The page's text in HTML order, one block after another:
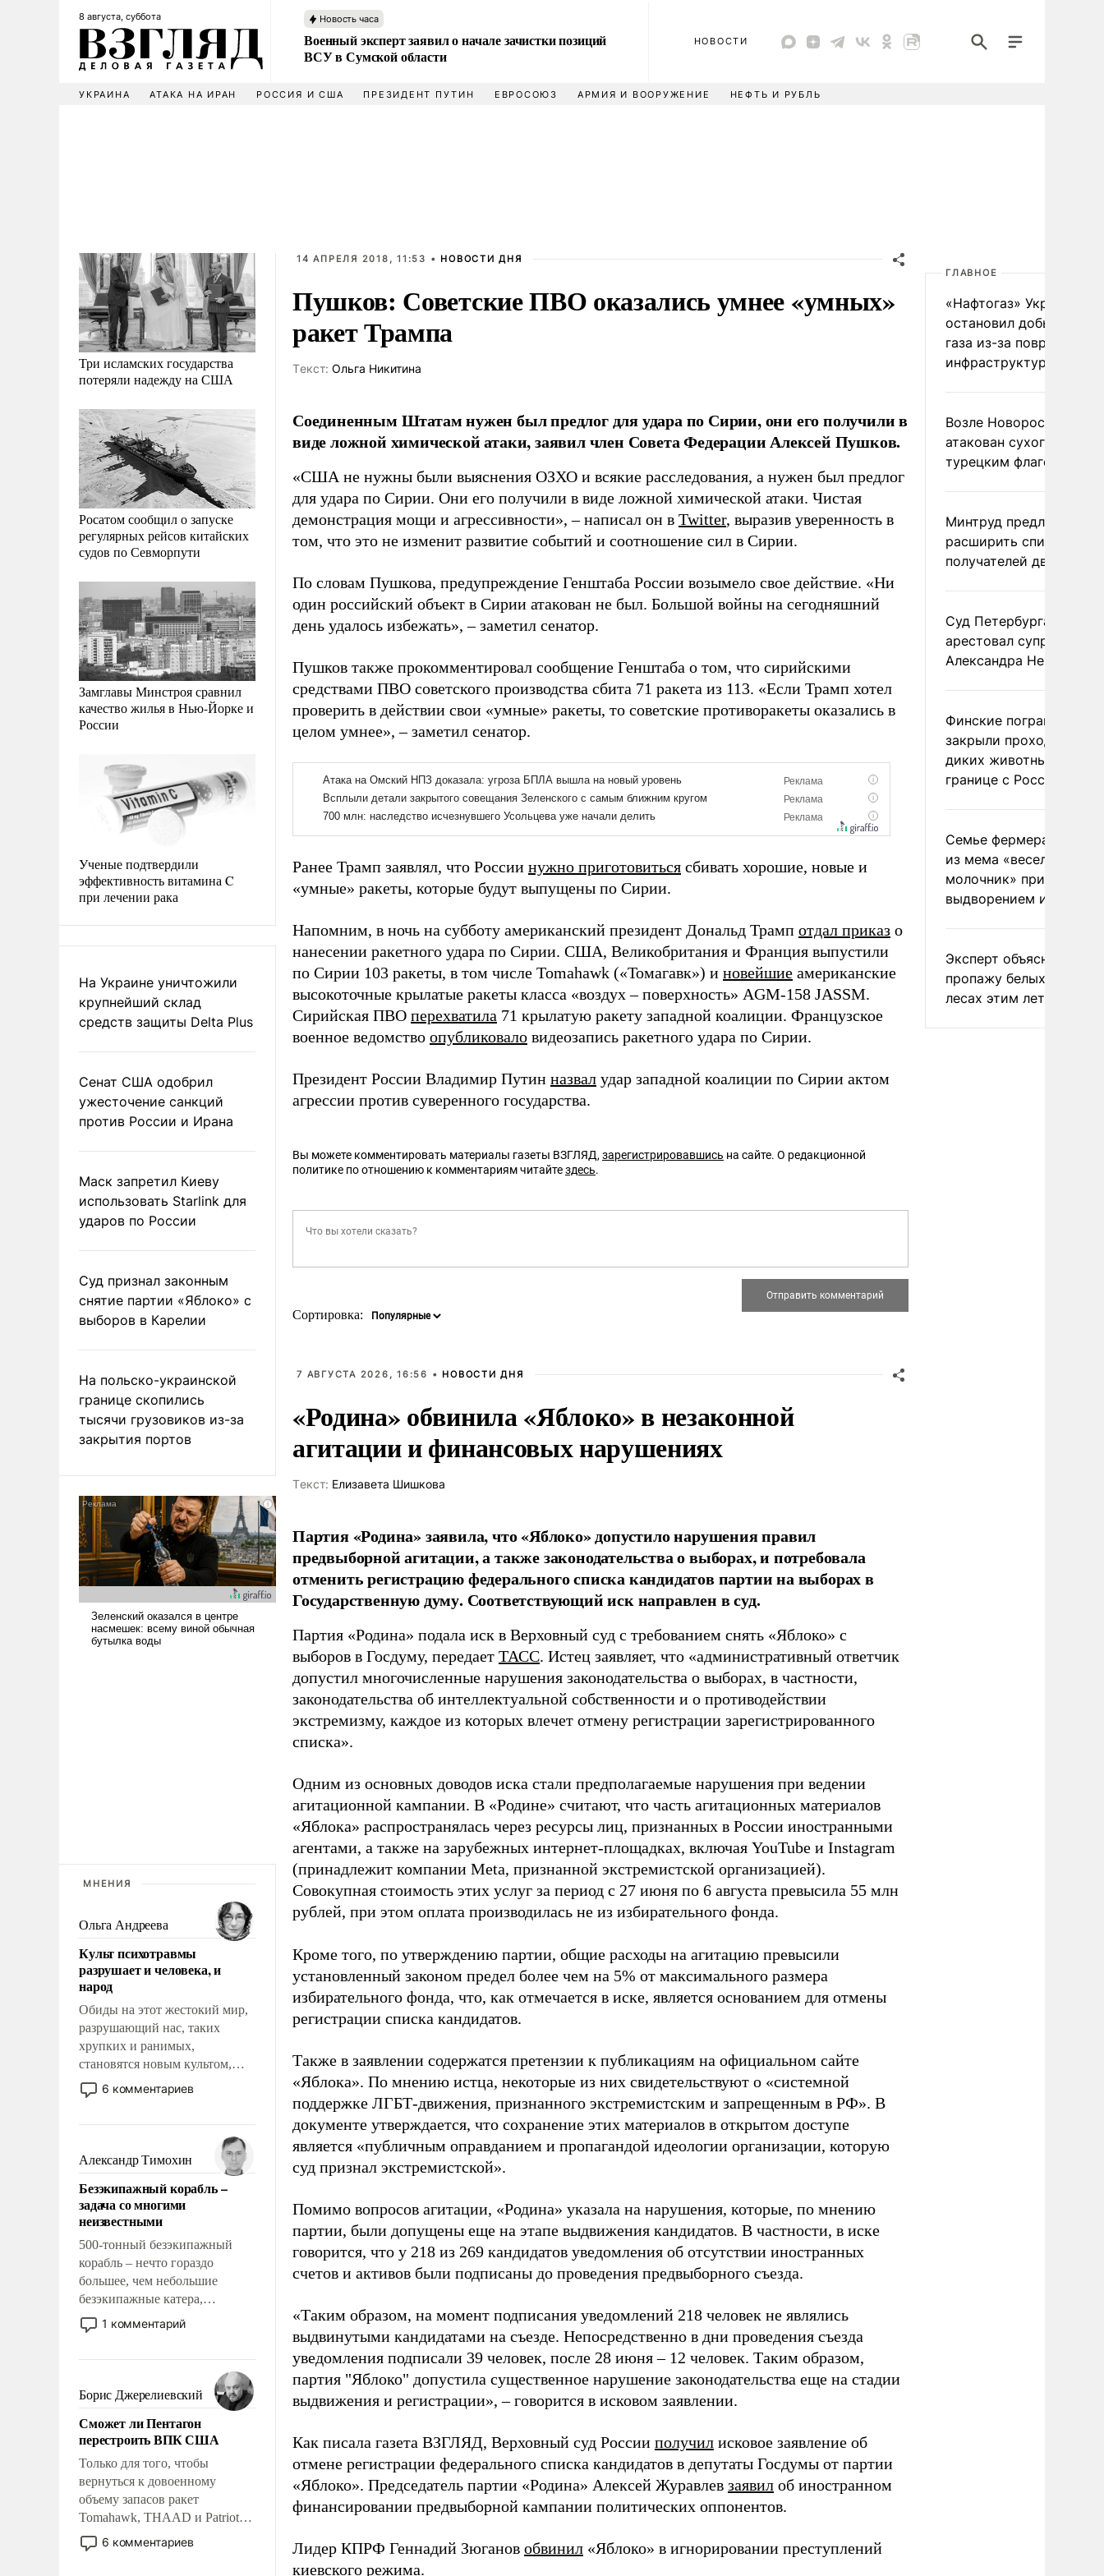
8 августа, суббота Новость часа
Военный эксперт заявил о начале зачистки позиций
ВСУ в Сумской области
НОВОСТИ
УКРАИНА АТАКА НА ИРАН РОССИЯ И США ПРЕЗИДЕНТ ПУТИН ЕВРОСОЮЗ АРМИЯ И ВООРУЖЕНИЕ НЕФТЬ И РУБЛЬ
Три исламских государства
потеряли надежду на США
Росатом сообщил о запуске
регулярных рейсов китайских
судов по Севморпути
Замглавы Минстроя сравнил
качество жилья в Нью-Йорке и
России
Ученые подтвердили
эффективность витамина C
при лечении рака
На Украине уничтожили
крупнейший склад
средств защиты Delta Plus
Сенат США одобрил
ужесточение санкций
против России и Ирана
Маск запретил Киеву
использовать Starlink для
ударов по России
Суд признал законным
снятие партии «Яблоко» с
выборов в Карелии
На польско-украинской
границе скопились
тысячи грузовиков из-за
закрытия портов
МНЕНИЯ
Ольга Андреева
Культ психотравмы
разрушает и человека, и
народ
Обиды на этот жестокий мир,
разрушающий нас, таких
хрупких и ранимых,
становятся новым культом,
постепенно вытесняя и
отменяя традиционное
мужественным и твердым под
ударами судьбы, брать на себя
ответственность, помогать
слабым, идти вперед и
адаптироваться.
6 комментариев
Александр Тимохин
Безэкипажный корабль –
задача со многими
неизвестными
500-тонный безэкипажный
корабль – нечто гораздо
большее, чем небольшие
безэкипажные катера,
применение которых уже
стало обыденностью. Задача по
сложна и амбициозна. Однако
и ее реализация радикально
поднимет наши боевые
возможности.
1 комментарий
Борис Джерелиевский
Сможет ли Пентагон
перестроить ВПК США
Только для того, чтобы
вернуться к довоенному
объему запасов ракет
Tomahawk, THAAD и Patriot
США потребуется более трех
лет. Даже небольшая война с
6 комментариев
14 АПРЕЛЯ 2018, 11:53 • НОВОСТИ ДНЯ
Пушков: Советские ПВО оказались умнее «умных»
ракет Трампа
Tекст: Ольга Никитина
Соединенным Штатам нужен был предлог для удара по Сирии, они его получили в
виде ложной химической атаки, заявил член Совета Федерации Алексей Пушков.
«США не нужны были выяснения ОЗХО и всякие расследования, а нужен был предлог
для удара по Сирии. Они его получили в виде ложной химической атаки. Чистая
демонстрация мощи и агрессивности», – написал он в Twitter, выразив уверенность в
том, что это не изменит развитие событий и соотношение сил в Сирии.
По словам Пушкова, предупреждение Генштаба России возымело свое действие. «Ни
один российский объект в Сирии атакован не был. Большой войны на сегодняшний
день удалось избежать», – заметил сенатор.
Пушков также прокомментировал сообщение Генштаба о том, что сирийскими
средствами ПВО советского производства сбита 71 ракета из 113. «Если Трамп хотел
проверить в действии свои «умные» ракеты, то советские противоракеты оказались в
целом умнее», – заметил сенатор.
Ранее Трамп заявлял, что России нужно приготовиться сбивать хорошие, новые и
«умные» ракеты, которые будут выпущены по Сирии.
Напомним, в ночь на субботу американский президент Дональд Трамп отдал приказ о
нанесении ракетного удара по Сирии. США, Великобритания и Франция выпустили
по Сирии 103 ракеты, в том числе Tomahawk («Томагавк») и новейшие американские
высокоточные крылатые ракеты класса «воздух – поверхность» AGM-158 JASSM.
Сирийская ПВО перехватила 71 крылатую ракету западной коалиции. Французское
военное ведомство опубликовало видеозапись ракетного удара по Сирии.
Президент России Владимир Путин назвал удар западной коалиции по Сирии актом
агрессии против суверенного государства.
Вы можете комментировать материалы газеты ВЗГЛЯД, зарегистрировавшись на сайте. О редакционной
политике по отношению к комментариям читайтездесь.
Сортировка:
7 АВГУСТА 2026, 16:56 • НОВОСТИ ДНЯ
«Родина» обвинила «Яблоко» в незаконной
агитации и финансовых нарушениях
Tекст: Елизавета Шишкова
Партия «Родина» заявила, что «Яблоко» допустило нарушения правил
предвыборной агитации, а также законодательства о выборах, и потребовала
отменить регистрацию федерального списка кандидатов партии на выборах в
Государственную думу. Соответствующий иск направлен в суд.
Партия «Родина» подала иск в Верховный суд с требованием снять «Яблоко» с
выборов в Госдуму, передает ТАСС. Истец заявляет, что «административный ответчик
допустил многочисленные нарушения законодательства о выборах, в частности,
законодательства об интеллектуальной собственности и о противодействии
экстремизму, каждое из которых влечет отмену регистрации зарегистрированного
списка».
Одним из основных доводов иска стали предполагаемые нарушения при ведении
агитационной кампании. В «Родине» считают, что часть агитационных материалов
«Яблока» распространялась через ресурсы лиц, признанных в России иностранными
агентами, а также на зарубежных интернет-площадках, включая YouTube и Instagram
(принадлежит компании Meta, признанной экстремистской организацией).
Совокупная стоимость этих услуг за период с 27 июня по 6 августа превысила 55 млн
рублей, при этом оплата производилась не из избирательного фонда.
Кроме того, по утверждению партии, общие расходы на агитацию превысили
установленный законом предел более чем на 5% от максимального размера
избирательного фонда, что, как отмечается в иске, является основанием для отмены
регистрации списка кандидатов.
Также в заявлении содержатся претензии к публикациям на официальном сайте
«Яблока». По мнению истца, некоторые из них свидетельствуют о «системной
поддержке ЛГБТ-движения, признанного экстремистским и запрещенным в РФ». В
документе утверждается, что сохранение этих материалов в открытом доступе
является «публичным оправданием и пропагандой идеологии организации, которую
суд признал экстремистской».
Помимо вопросов агитации, «Родина» указала на нарушения, которые, по мнению
партии, были допущены еще на этапе выдвижения кандидатов. В частности, в иске
говорится, что у 218 из 269 кандидатов уведомления об отсутствии иностранных
счетов и активов были подписаны до проведения предвыборного съезда.
«Таким образом, на момент подписания уведомлений 218 человек не являлись
выдвинутыми кандидатами на съезде. Непосредственно в дни проведения съезда
уведомления подписали 39 человек, после 28 июня – 12 человек. Таким образом,
партия "Яблоко" допустила существенное нарушение законодательства еще на стадии
выдвижения и регистрации», – говорится в исковом заявлении.
Как писала газета ВЗГЛЯД, Верховный суд России получил исковое заявление об
отмене регистрации федерального списка кандидатов в депутаты Госдумы от партии
«Яблоко». Председатель партии «Родина» Алексей Журавлев заявил об иностранном
финансировании предвыборной кампании политических оппонентов.
Лидер КПРФ Геннадий Зюганов обвинил «Яблоко» в игнорировании преступлений
киевского режима.
ГЛАВНОЕ
«Нафтогаз» Украины
остановил добычу
газа из-за повреждения
инфраструктуры
Возле Новороссийска
атакован сухогруз под
турецким флагом
Минтруд предложил
расширить список
получателей двух
Суд Петербурга заочно
арестовал супругу
Александра Невзорова
Финские пограничники
закрыли проходы для
диких животных на
границе с Россией
Семье фермера
из мема «веселый
молочник» пригрозили
выдворением из
Эксперт объяснил
пропажу белых грибов
лесах этим летом